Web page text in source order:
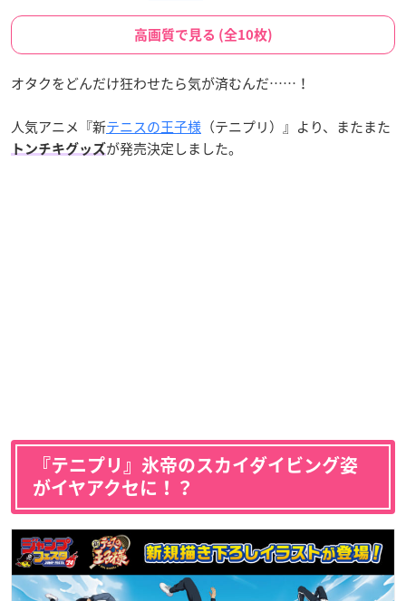
高画質で見る (全10枚)
オタクをどんだけ狂わせたら気が済むんだ……！
人気アニメ『新テニスの王子様 （テニプリ）』より、またまた
トンチキグッズ が発売決定しました。
『テニプリ』氷帝のスカイダイビング姿
がイヤアクセに！？